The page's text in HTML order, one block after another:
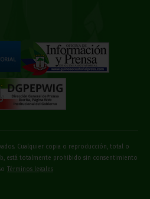
Cualquier copia o reproducción, total o
está totalmente prohibido sin consentimiento
Términos legales